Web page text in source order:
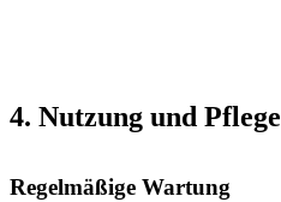
4. Nutzung und Pflege
Regelmäßige Wartung